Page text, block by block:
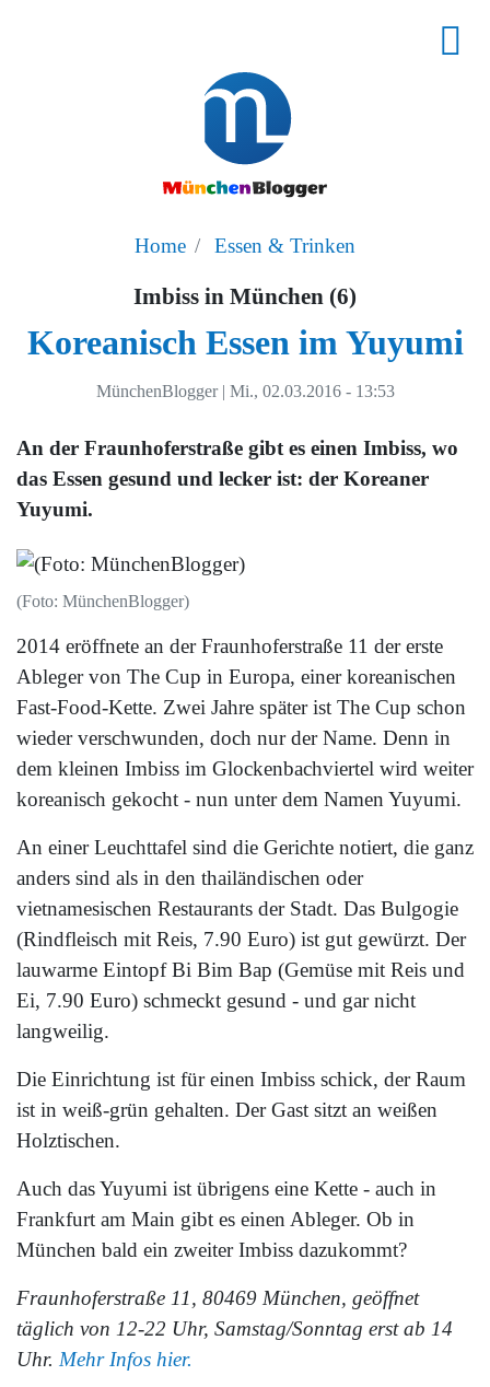
Home Essen & Trinken
Imbiss in München (6)
Koreanisch Essen im Yuyumi
MünchenBlogger | Mi., 02.03.2016 - 13:53
An der Fraunhoferstraße gibt es einen Imbiss, wo
das Essen gesund und lecker ist: der Koreaner
Yuyumi.
(Foto: MünchenBlogger)
2014 eröffnete an der Fraunhoferstraße 11 der erste
Ableger von The Cup in Europa, einer koreanischen
Fast-Food-Kette. Zwei Jahre später ist The Cup schon
wieder verschwunden, doch nur der Name. Denn in
dem kleinen Imbiss im Glockenbachviertel wird weiter
koreanisch gekocht - nun unter dem Namen Yuyumi.
An einer Leuchttafel sind die Gerichte notiert, die ganz
anders sind als in den thailändischen oder
vietnamesischen Restaurants der Stadt. Das Bulgogie
(Rindfleisch mit Reis, 7.90 Euro) ist gut gewürzt. Der
lauwarme Eintopf Bi Bim Bap (Gemüse mit Reis und
Ei, 7.90 Euro) schmeckt gesund - und gar nicht
langweilig.
Die Einrichtung ist für einen Imbiss schick, der Raum
ist in weiß-grün gehalten. Der Gast sitzt an weißen
Holztischen.
Auch das Yuyumi ist übrigens eine Kette - auch in
Frankfurt am Main gibt es einen Ableger. Ob in
München bald ein zweiter Imbiss dazukommt?
Fraunhoferstraße 11, 80469 München, geöffnet
täglich von 12-22 Uhr, Samstag/Sonntag erst ab 14
Uhr. Mehr Infos hier.